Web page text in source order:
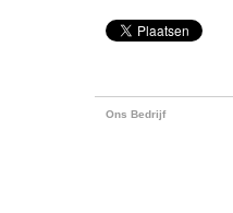
Ons Bedrijf